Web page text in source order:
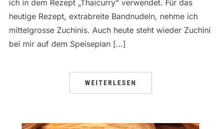
ich in dem Rezept „Thaicurry“ verwendet. Für das
heutige Rezept, extrabreite Bandnudeln, nehme ich
mittelgrosse Zuchinis. Auch heute steht wieder Zuchini
bei mir auf dem Speiseplan […]
WEITERLESEN